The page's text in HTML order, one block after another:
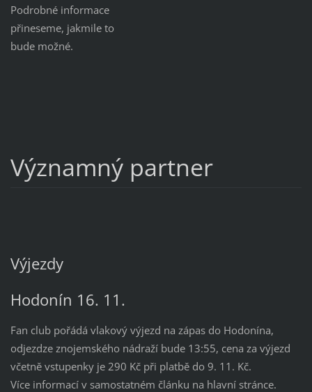
Podrobné informace
přineseme, jakmile to
bude možné.
Magnetky budou mít
možnost zakoupit
Významný partner
Výjezdy
Hodonín 16. 11.
Fan club pořádá vlakový výjezd na zápas do Hodonína,
odjezdze znojemského nádraží bude 13:55, cena za výjezd
včetně vstupenky je 290 Kč při platbě do 9. 11. Kč.
Více informací v samostatném článku na hlavní stránce.